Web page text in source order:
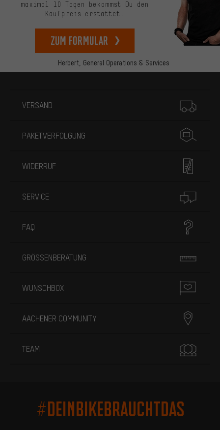
Herbert, General Operations & Services
maximal 10 Tagen bekommst Du den
Kaufpreis erstattet.
zum Formular
VERSAND
PAKETVERFOLGUNG
WIDERRUF
SERVICE
FAQ
GRÖSSENBERATUNG
WUNSCHBOX
AACHENER COMMUNITY
TEAM
#DEINBIKEBRAUCHTDAS